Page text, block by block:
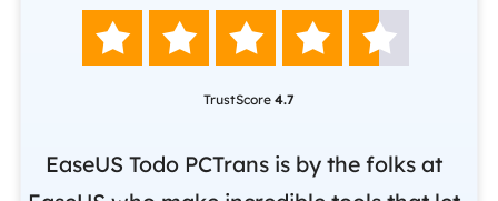
    
TrustScore 4.7
EaseUS Todo PCTrans is by the folks at